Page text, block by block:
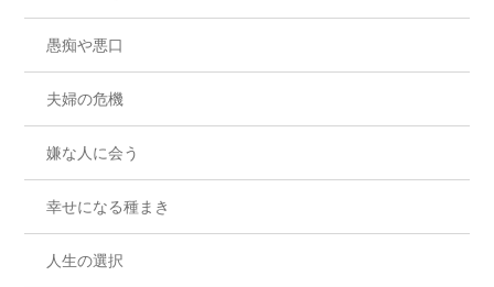
愚痴や悪口
夫婦の危機
嫌な人に会う
幸せになる種まき
人生の選択